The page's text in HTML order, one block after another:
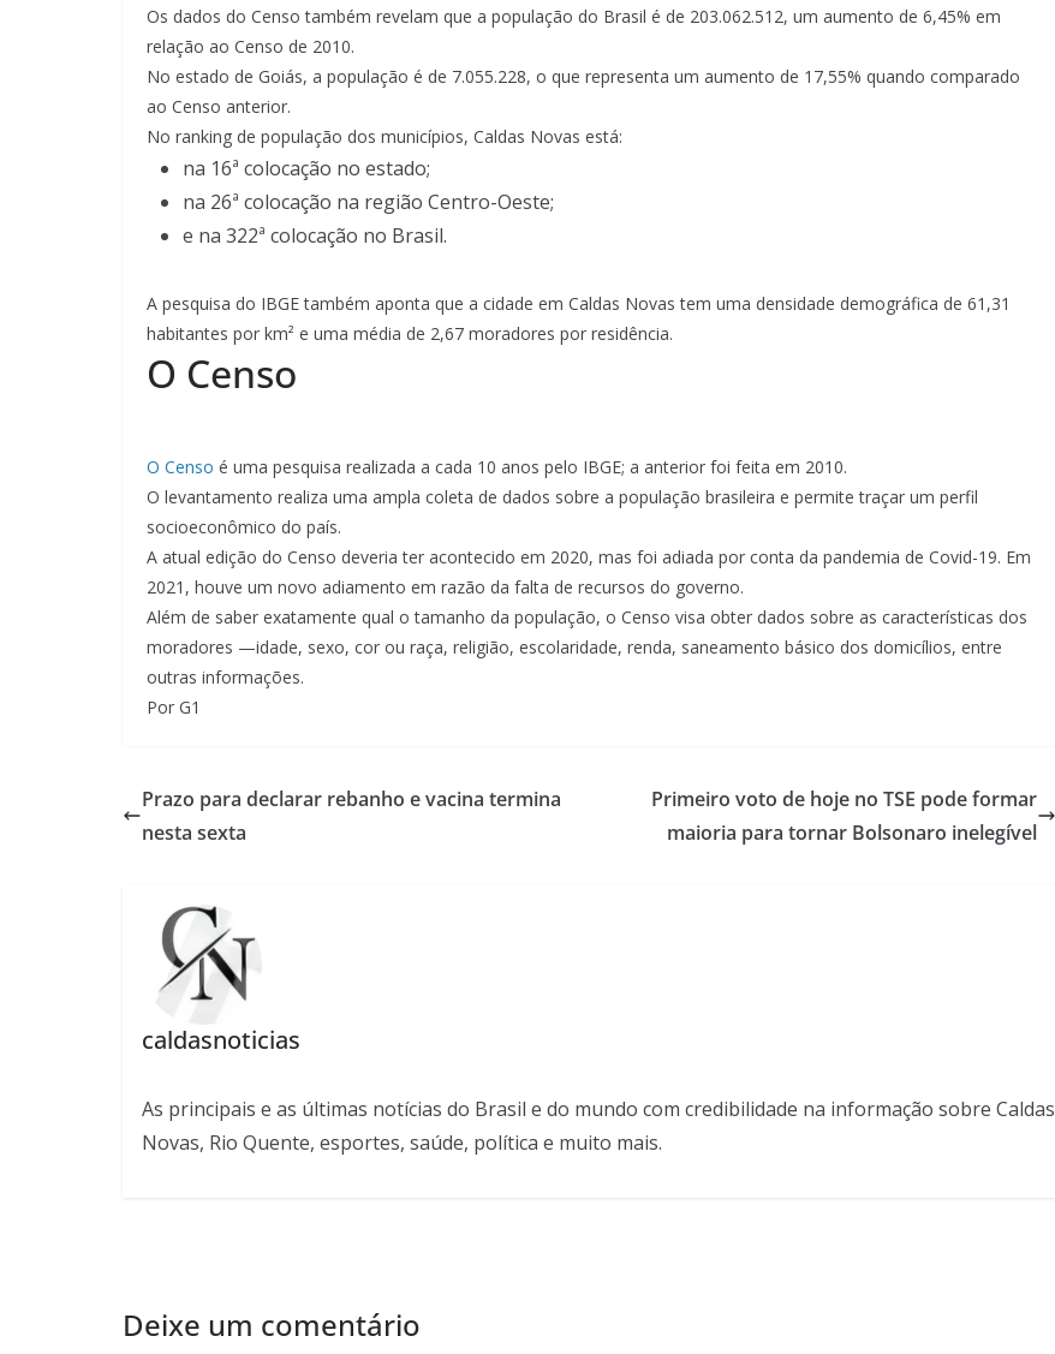
Os dados do Censo também revelam que a população do Brasil é de 203.062.512, um aumento de 6,45% em
relação ao Censo de 2010.
No estado de Goiás, a população é de 7.055.228, o que representa um aumento de 17,55% quando comparado
ao Censo anterior.
No ranking de população dos municípios, Caldas Novas está:
na 16ª colocação no estado;
na 26ª colocação na região Centro-Oeste;
e na 322ª colocação no Brasil.
A pesquisa do IBGE também aponta que a cidade em Caldas Novas tem uma densidade demográfica de 61,31
habitantes por km² e uma média de 2,67 moradores por residência.
O Censo
O Censo é uma pesquisa realizada a cada 10 anos pelo IBGE; a anterior foi feita em 2010.
O levantamento realiza uma ampla coleta de dados sobre a população brasileira e permite traçar um perfil
socioeconômico do país.
A atual edição do Censo deveria ter acontecido em 2020, mas foi adiada por conta da pandemia de Covid-19. Em
2021, houve um novo adiamento em razão da falta de recursos do governo.
Além de saber exatamente qual o tamanho da população, o Censo visa obter dados sobre as características dos
moradores —idade, sexo, cor ou raça, religião, escolaridade, renda, saneamento básico dos domicílios, entre
outras informações.
Por G1
Prazo para declarar rebanho e vacina termina
nesta sexta
Primeiro voto de hoje no TSE pode formar
maioria para tornar Bolsonaro inelegível
caldasnoticias
As principais e as últimas notícias do Brasil e do mundo com credibilidade na informação sobre Caldas
Novas, Rio Quente, esportes, saúde, política e muito mais.
Deixe um comentário